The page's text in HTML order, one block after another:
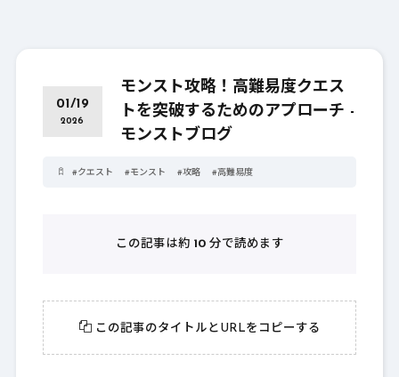
01/19
2026
モンスト攻略！高難易度クエス
トを突破するためのアプローチ -
モンストブログ
#クエスト #モンスト #攻略 #高難易度
この記事は約 10分で読めます
この記事のタイトルとURLをコピーする